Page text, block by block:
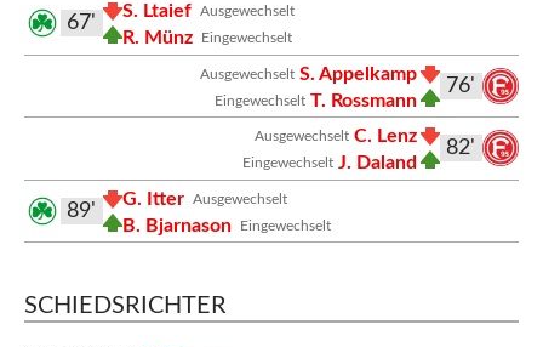
Ausgewechselt
S. Ltaief
Eingewechselt
R. Münz
67'
76'
Ausgewechselt S. Appelkamp
Eingewechselt T. Rossmann
82'
Ausgewechselt C. Lenz
Eingewechselt J. Daland
Ausgewechselt
G. Itter
Eingewechselt
B. Bjarnason
89'
SCHIEDSRICHTER